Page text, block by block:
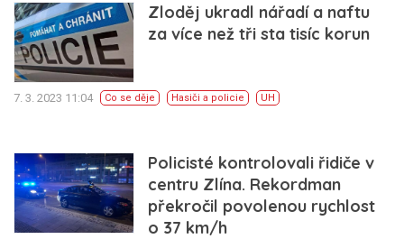
Zloděj ukradl nářadí a naftu
za více než tři sta tisíc korun
7. 3. 2023 11:04 Co se děje Hasiči a policie UH
Policisté kontrolovali řidiče v
centru Zlína. Rekordman
překročil povolenou rychlost
o 37 km/h